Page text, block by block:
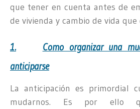
que tener en cuenta antes de
de vivienda y cambio de vida
1.
Como organizar una
anticiparse
La anticipación es primordial
mudarnos. Es por ello